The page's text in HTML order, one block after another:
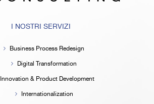
I NOSTRI SERVIZI
Business Process Redesign
Digital Transformation
Innovation & Product Development
Internationalization